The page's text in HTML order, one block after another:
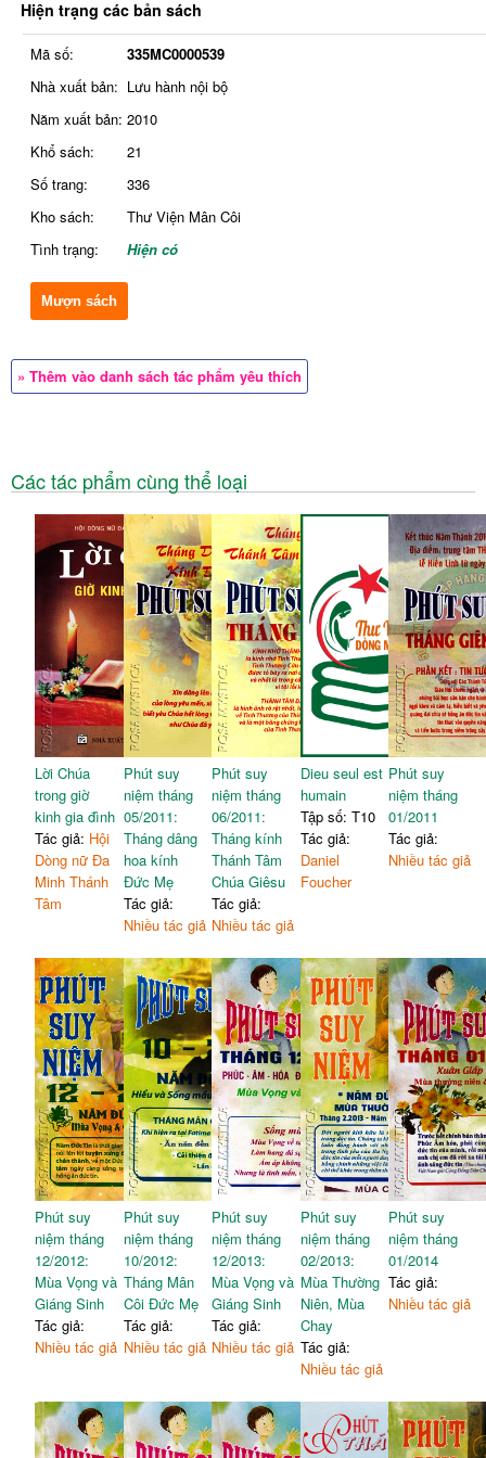
Hiện trạng các bản sách
Mã số:
335MC0000539
Nhà xuất bản: Lưu hành nội bộ
Năm xuất bản: 2010
Khổ sách:
21
Số trang:
336
Kho sách:
Thư Viện Mân Côi
Tình trạng:
Hiện có
Mượn sách
» Thêm vào danh sách tác phẩm yêu thích
Các tác phẩm cùng thể loại
Lời Chúa
trong giờ
kinh gia đình
Tác giả: Hội
Dòng nữ Đa
Minh Thánh
Tâm
Phút suy
niệm tháng
05/2011:
Tháng dâng
hoa kính
Đức Mẹ
Tác giả:
Nhiều tác giả
Phút suy
niệm tháng
06/2011:
Tháng kính
Thánh Tâm
Chúa Giêsu
Tác giả:
Nhiều tác giả
Dieu seul est
humain
Tập số: T10
Tác giả:
Daniel
Foucher
Phút suy
niệm tháng
01/2011
Tác giả:
Nhiều tác giả
Phút suy
niệm tháng
12/2012:
Mùa Vọng và
Giáng Sinh
Tác giả:
Nhiều tác giả
Phút suy
niệm tháng
10/2012:
Tháng Mân
Côi Đức Mẹ
Tác giả:
Nhiều tác giả
Phút suy
niệm tháng
12/2013:
Mùa Vọng và
Giáng Sinh
Tác giả:
Nhiều tác giả
Phút suy
niệm tháng
02/2013:
Mùa Thường
Niên, Mùa
Chay
Tác giả:
Nhiều tác giả
Phút suy
niệm tháng
01/2014
Tác giả:
Nhiều tác giả